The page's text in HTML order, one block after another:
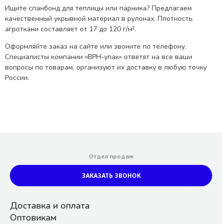
Ищите спанбонд для теплицы или парника? Предлагаем
качественный укрывной материал в рулонах. Плотность
агроткани составляет от 17 до 120 г/м².
Оформляйте заказ на сайте или звоните по телефону.
Специалисты компании «ВРН-упак» ответят на все ваши
вопросы по товарам, организуют их доставку в любую точку
России.
Доставка и оплата
Оптовикам
Отдел продаж
ЗАКАЗАТЬ ЗВОНОК